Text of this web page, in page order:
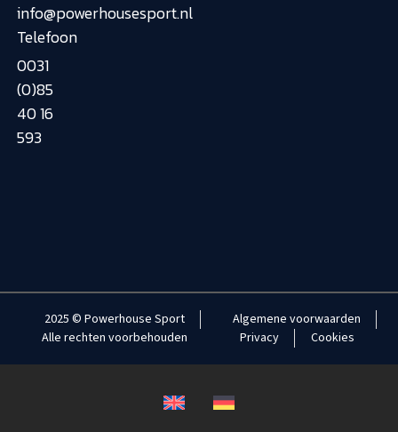
info@powerhousesport.nl
Telefoon
0031
(0)85
40 16
593
2025 © Powerhouse Sport
Alle rechten voorbehouden
Algemene voorwaarden
Privacy
Cookies